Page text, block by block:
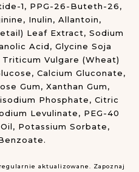
1, PPG-26-Buteth-26,
Inulin, Allantoin,
Leaf Extract, Sodium
Acid, Glycine Soja
Vulgare (Wheat)
Calcium Gluconate,
Gum, Xanthan Gum,
Phosphate, Citric
Levulinate, PEG-40
Potassium Sorbate,
aktualizowane. Zapoznaj